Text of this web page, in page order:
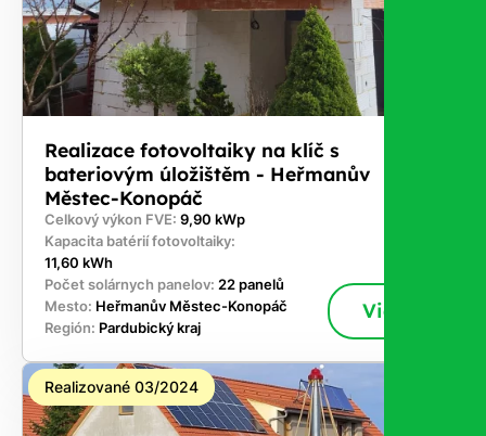
Realizace fotovoltaiky na klíč s
bateriovým úložištěm - Heřmanův
Městec-Konopáč
Celkový výkon FVE: 9,90 kWp
Kapacita batérií fotovoltaiky:
11,60 kWh
Počet solárnych panelov: 22 panelů
Mesto: Heřmanův Městec-Konopáč
Región: Pardubický kraj
Viac
Realizované 03/2024